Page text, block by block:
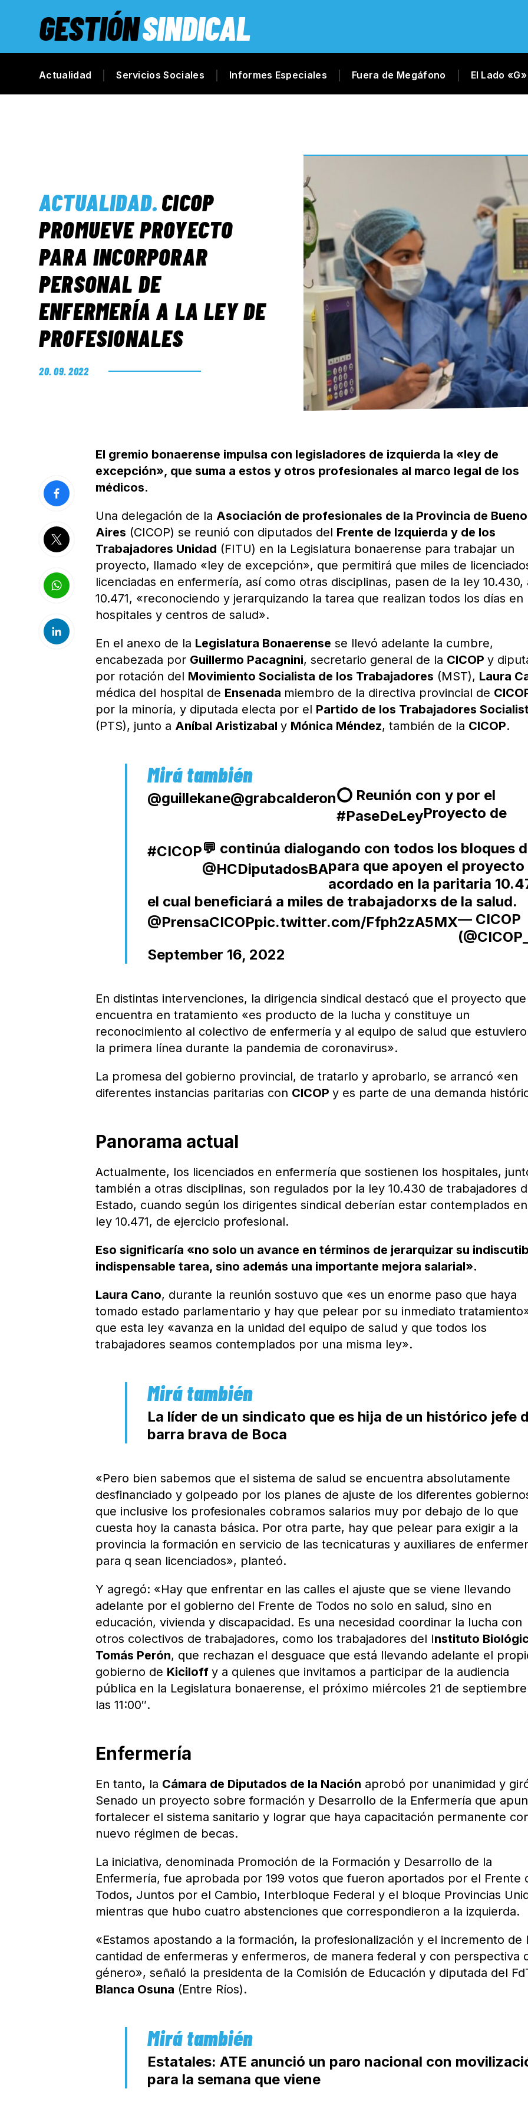
GESTIÓNSINDICAL
Actualidad Servicios Sociales Informes Especiales Fuera de Megáfono El Lado «G»
ACTUALIDAD.CICOP
PROMUEVE PROYECTO
PARA INCORPORAR
PERSONAL DE
ENFERMERÍA A LA LEY DE
PROFESIONALES
20. 09. 2022
El gremio bonaerense impulsa con legisladores de izquierda la «ley de
excepción», que suma a estos y otros profesionales al marco legal de los
médicos.
Una delegación de la Asociación de profesionales de la Provincia de
Aires (CICOP) se reunió con diputados del Frente de Izquierda y de los
Trabajadores Unidad (FITU) en la Legislatura bonaerense para trabajar un
proyecto, llamado «ley de excepción», que permitirá que miles de
licenciadas en enfermería, así como otras disciplinas, pasen de la ley 10.430,
10.471, «reconociendo y jerarquizando la tarea que realizan todos los días en
hospitales y centros de salud».
En el anexo de la Legislatura Bonaerense se llevó adelante la cumbre,
encabezada por Guillermo Pacagnini, secretario general de la CICOPy
por rotación del Movimiento Socialista de los Trabajadores (MST), Laura
médica del hospital de Ensenada miembro de la directiva provincial de
por la minoría, y diputada electa por el Partido de los Trabajadores
(PTS), junto a Aníbal Aristizabaly Mónica Méndez, también de la CICOP.
⭕ Reunión con
@guillekane y
@grabcalderon
por el
Proyecto de
#PaseDeLey
💬
#CICOP
continúa dialogando con todos los bloques
@HCDiputadosBApara que apoyen el proyecto
acordado en la paritaria
el cual beneficiará a miles de trabajadorxs de la salud.
@PrensaCICOPpic.twitter.com/Ffph2zA5MX— CICOP
September 16, 2022
En distintas intervenciones, la dirigencia sindical destacó que el proyecto
encuentra en tratamiento «es producto de la lucha y constituye un
reconocimiento al colectivo de enfermería y al equipo de salud que
la primera línea durante la pandemia de coronavirus».
La promesa del gobierno provincial, de tratarlo y aprobarlo, se arrancó «en
diferentes instancias paritarias con CICOPy es parte de una demanda
Panorama actual
Actualmente, los licenciados en enfermería que sostienen los hospitales,
también a otras disciplinas, son regulados por la ley 10.430 de trabajadores
Estado, cuando según los dirigentes sindical deberían estar contemplados
ley 10.471, de ejercicio profesional.
Eso significaría «no solo un avance en términos de jerarquizar su
indispensable tarea, sino además una importante mejora salarial».
Laura Cano, durante la reunión sostuvo que «es un enorme paso que haya
tomado estado parlamentario y hay que pelear por su inmediato
que esta ley «avanza en la unidad del equipo de salud y que todos los
trabajadores seamos contemplados por una misma ley».
La líder de un sindicato que es hija de un histórico jefe
barra brava de Boca
«Pero bien sabemos que el sistema de salud se encuentra absolutamente
desfinanciado y golpeado por los planes de ajuste de los diferentes
que inclusive los profesionales cobramos salarios muy por debajo de lo que
cuesta hoy la canasta básica. Por otra parte, hay que pelear para exigir a la
provincia la formación en servicio de las tecnicaturas y auxiliares de
para q sean licenciados», planteó.
Y agregó: «Hay que enfrentar en las calles el ajuste que se viene llevando
adelante por el gobierno del Frente de Todos no solo en salud, sino en
educación, vivienda y discapacidad. Es una necesidad coordinar la lucha con
otros colectivos de trabajadores, como los trabajadores del Instituto
Tomás Perón, que rechazan el desguace que está llevando adelante el
gobierno de Kiciloffy a quienes que invitamos a participar de la audiencia
pública en la Legislatura bonaerense, el próximo miércoles 21 de
las 11:00″.
Enfermería
En tanto, la Cámara de Diputados de la Nación aprobó por unanimidad y
Senado un proyecto sobre formación y Desarrollo de la Enfermería que
fortalecer el sistema sanitario y lograr que haya capacitación permanente
nuevo régimen de becas.
La iniciativa, denominada Promoción de la Formación y Desarrollo de la
Enfermería, fue aprobada por 199 votos que fueron aportados por el Frente
Todos, Juntos por el Cambio, Interbloque Federal y el bloque Provincias
mientras que hubo cuatro abstenciones que correspondieron a la izquierda.
«Estamos apostando a la formación, la profesionalización y el incremento de
cantidad de enfermeras y enfermeros, de manera federal y con perspectiva
género», señaló la presidenta de la Comisión de Educación y diputada del
Blanca Osuna (Entre Ríos).
Estatales: ATE anunció un paro nacional con
para la semana que viene